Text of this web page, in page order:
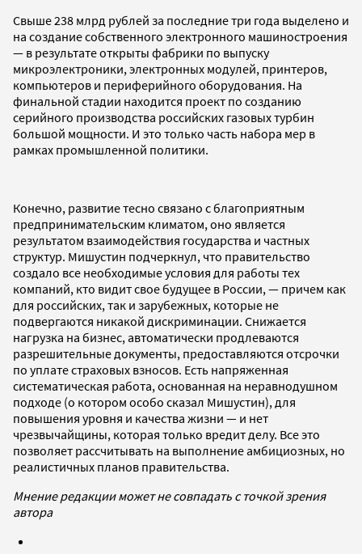
Свыше 238 млрд рублей за последние три года выделено и
на создание собственного электронного машиностроения
— в результате открыты фабрики по выпуску
микроэлектроники, электронных модулей, принтеров,
компьютеров и периферийного оборудования. На
финальной стадии находится проект по созданию
серийного производства российских газовых турбин
большой мощности. И это только часть набора мер в
рамках промышленной политики.
Конечно, развитие тесно связано с благоприятным
предпринимательским климатом, оно является
результатом взаимодействия государства и частных
структур. Мишустин подчеркнул, что правительство
создало все необходимые условия для работы тех
компаний, кто видит свое будущее в России, — причем как
для российских, так и зарубежных, которые не
подвергаются никакой дискриминации. Снижается
нагрузка на бизнес, автоматически продлеваются
разрешительные документы, предоставляются отсрочки
по уплате страховых взносов. Есть напряженная
систематическая работа, основанная на неравнодушном
подходе (о котором особо сказал Мишустин), для
повышения уровня и качества жизни — и нет
чрезвычайщины, которая только вредит делу. Все это
позволяет рассчитывать на выполнение амбициозных, но
реалистичных планов правительства.
Мнение редакции может не совпадать с точкой зрения
автора